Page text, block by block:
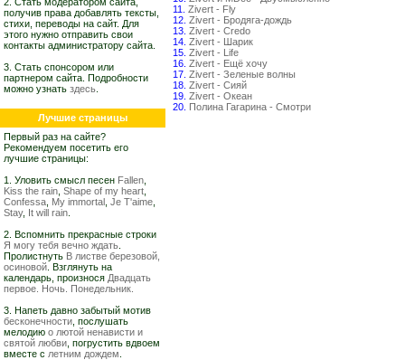
получив права добавлять тексты,
стихи, переводы на сайт. Для
этого нужно отправить свои
контакты администратору сайта.
3. Стать спонсором или
партнером сайта. Подробности
можно узнать здесь
Лучшие страницы
Первый раз на сайте?
Рекомендуем посетить его
лучшие страницы:
1. Уловить смысл песен Fallen
Kiss the rain Shape of my heart
Confessa My immortal Je T'aime
Stay, It will rain
2. Вспомнить прекрасные строки
Я могу тебя вечно ждать
Пролистнуть В листве березовой,
осиновой . Взглянуть на
календарь, произнося Двадцать
первое. Ночь. Понедельник.
3. Напеть давно забытый мотив
бесконечности , послушать
мелодию о лютой ненависти и
святой любви , погрустить вдвоем
вместе с летним дождем
11. Zivert - Fly
12. Zivert - Бродяга-дождь
13. Zivert - Credo
14. Zivert - Шарик
15. Zivert - Life
16. Zivert - Ещё хочу
17. Zivert - Зеленые волны
18. Zivert - Сияй
19. Zivert - Океан
20. Полина Гагарина - Смотри